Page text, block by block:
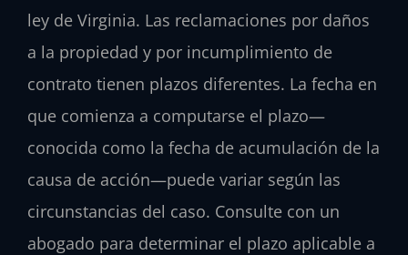
ley de Virginia. Las reclamaciones por daños
a la propiedad y por incumplimiento de
contrato tienen plazos diferentes. La fecha en
que comienza a computarse el plazo—
conocida como la fecha de acumulación de la
causa de acción—puede variar según las
circunstancias del caso. Consulte con un
abogado para determinar el plazo aplicable a